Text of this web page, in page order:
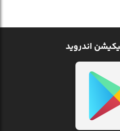
اندروید